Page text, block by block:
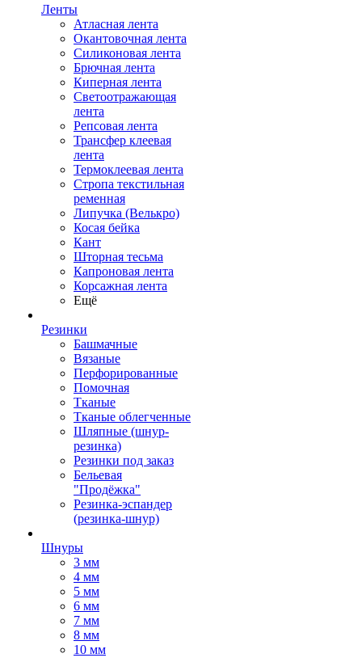
Ленты
Атласная лента
Окантовочная лента
Силиконовая лента
Брючная лента
Киперная лента
Светоотражающая
лента
Репсовая лента
Трансфер клеевая
лента
Термоклеевая лента
Стропа текстильная
ременная
Липучка (Велькро)
Косая бейка
Кант
Шторная тесьма
Капроновая лента
Корсажная лента
Ещё
Резинки
Башмачные
Вязаные
Перфорированные
Помочная
Тканые
Тканые облегченные
Шляпные (шнур-
резинка)
Резинки под заказ
Бельевая
"Продёжка"
Резинка-эспандер
(резинка-шнур)
Шнуры
3 мм
4 мм
5 мм
6 мм
7 мм
8 мм
10 мм